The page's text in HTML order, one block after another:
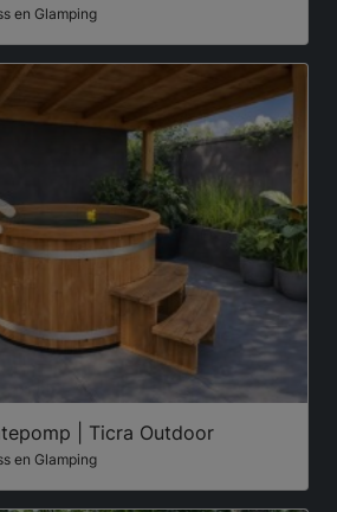
en Glamping
| Ticra Outdoor
en Glamping